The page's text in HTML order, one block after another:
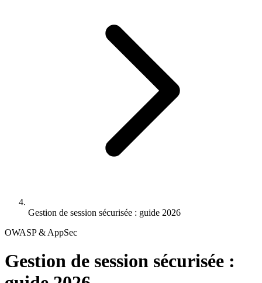
Gestion de session sécurisée : guide 2026
OWASP & AppSec
Gestion de session sécurisée :